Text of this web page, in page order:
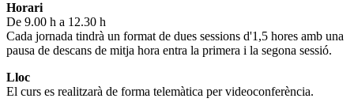
Horari
De 9.00 h a 12.30 h
Cada jornada tindrà un format de dues sessions d'1,5 hores amb una
pausa de descans de mitja hora entra la primera i la segona sessió.
Lloc
El curs es realitzarà de forma telemàtica per videoconferència.